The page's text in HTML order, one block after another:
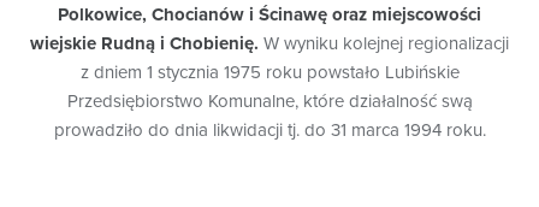
Polkowice, Chocianów i Ścinawę oraz miejscowości
wiejskie Rudną i Chobienię. W wyniku kolejnej regionalizacji
z dniem 1 stycznia 1975 roku powstało Lubińskie
Przedsiębiorstwo Komunalne, które działalność swą
prowadziło do dnia likwidacji tj. do 31 marca 1994 roku.
osobowych dotyczących opłaty za gospodarowanie
odpadami komunalnymi - Gmina Miejska Lubin, ul.
Kilińskiego 10, 59-300 Lubin, tel. 76 746 81 00.
Komu przekazujemy dane osobowe?